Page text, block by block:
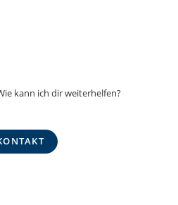
kann ich dir weiterhelfen?